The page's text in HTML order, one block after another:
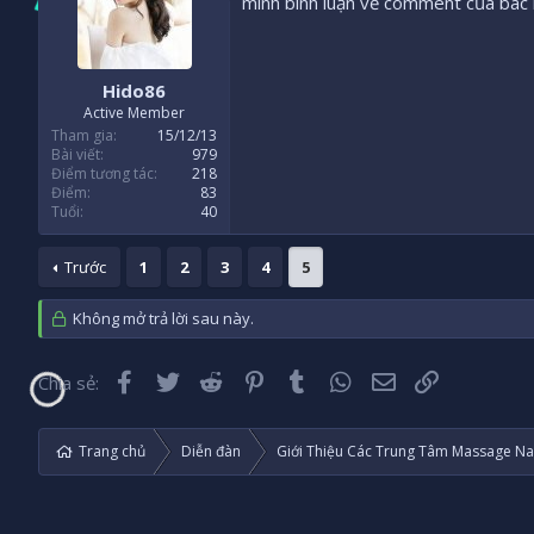
Hido86
Active Member
Tham gia
15/12/13
Bài viết
979
Điểm tương tác
218
Điểm
83
Tuổi
40
Trước 1 2 3 4 5
Không mở trả lời sau này.
Chia sẻ: Facebook
Twitter Reddit Pinterest
Tumblr WhatsApp
Email
Trang chủ Diễn đàn Giới Thiệu Các Trung Tâm Massage